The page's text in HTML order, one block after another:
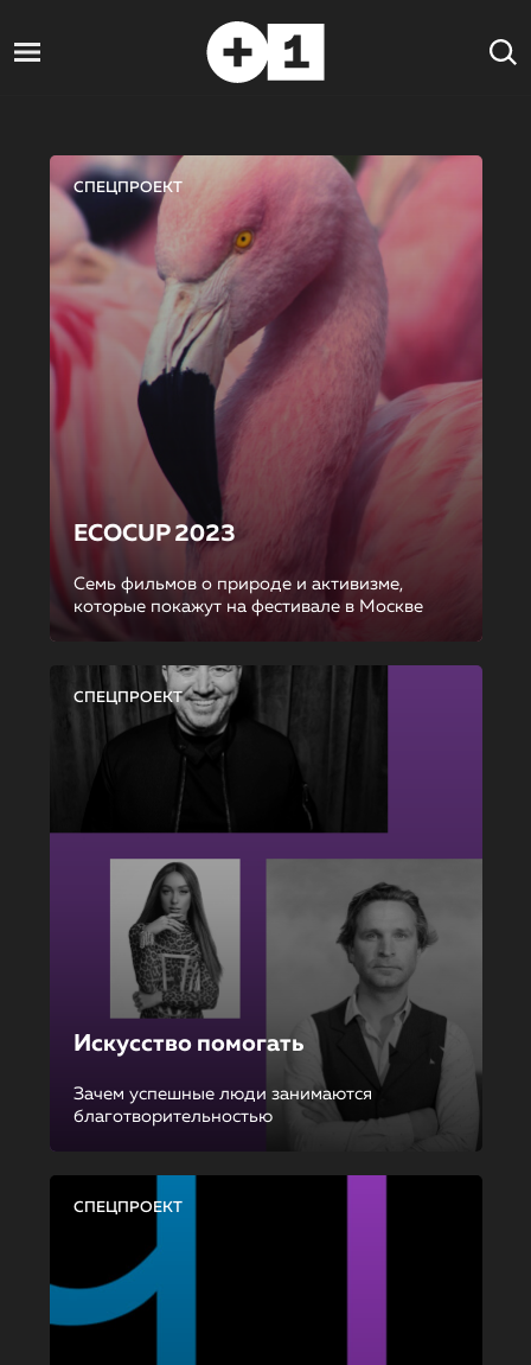
СПЕЦПРОЕКТ
ECOCUP 2023
Семь фильмов о природе и активизме,
которые покажут на фестивале в Москве
СПЕЦПРОЕКТ
Искусство помогать
Зачем успешные люди занимаются
благотворительностью
СПЕЦПРОЕКТ